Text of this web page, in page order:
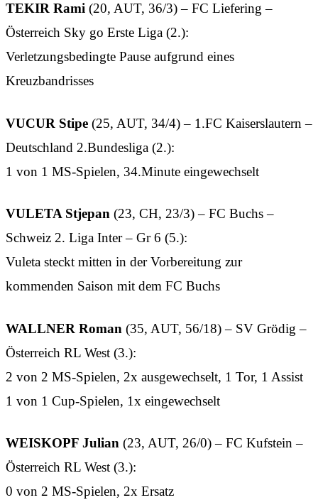
TEKIR Rami (20, AUT, 36/3) – FC Liefering –
Österreich Sky go Erste Liga (2.):
Verletzungsbedingte Pause aufgrund eines
Kreuzbandrisses
VUCUR Stipe (25, AUT, 34/4) – 1.FC Kaiserslautern –
Deutschland 2.Bundesliga (2.):
1 von 1 MS-Spielen, 34.Minute eingewechselt
VULETA Stjepan (23, CH, 23/3) – FC Buchs –
Schweiz 2. Liga Inter – Gr 6 (5.):
Vuleta steckt mitten in der Vorbereitung zur
kommenden Saison mit dem FC Buchs
WALLNER Roman (35, AUT, 56/18) – SV Grödig –
Österreich RL West (3.):
2 von 2 MS-Spielen, 2x ausgewechselt, 1 Tor, 1 Assist
1 von 1 Cup-Spielen, 1x eingewechselt
WEISKOPF Julian (23, AUT, 26/0) – FC Kufstein –
Österreich RL West (3.):
0 von 2 MS-Spielen, 2x Ersatz